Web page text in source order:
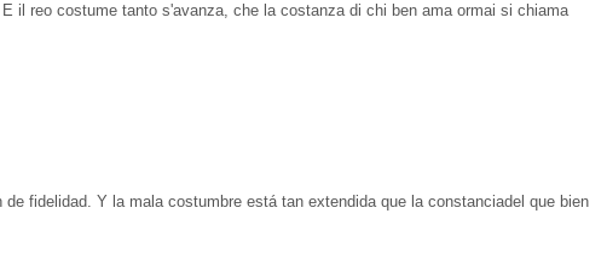
il reo costume tanto s'avanza, che la costanza di chi ben ama ormai si chiama
fidelidad. Y la mala costumbre está tan extendida que la constanciadel que bien